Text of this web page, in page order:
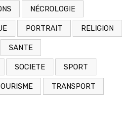
NÉCROLOGIE
PORTRAIT RELIGION
SANTE
SOCIETE SPORT
TRANSPORT